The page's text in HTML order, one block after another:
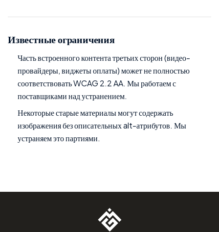
Известные ограничения
Часть встроенного контента третьих сторон (видео-
провайдеры, виджеты оплаты) может не полностью
соответствовать WCAG 2.2 AA. Мы работаем с
поставщиками над устранением.
Некоторые старые материалы могут содержать
изображения без описательных alt-атрибутов. Мы
устраняем это партиями.